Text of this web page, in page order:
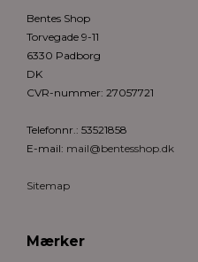
Bentes Shop
Torvegade 9-11
6330 Padborg
DK
CVR-nummer: 27057721
Telefonnr.: 53521858
E-mail: mail@bentesshop.dk
Sitemap
Mærker